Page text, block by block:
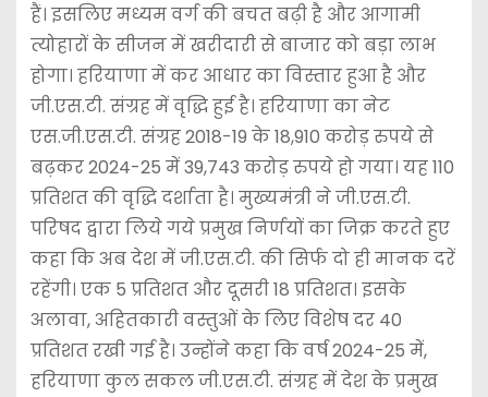
हैं। इसलिए मध्यम वर्ग की बचत बढ़ी है और आगामी
त्योहारों के सीजन में खरीदारी से बाजार को बड़ा लाभ
होगा। हरियाणा में कर आधार का विस्तार हुआ है और
जी.एस.टी. संग्रह में वृद्धि हुई है। हरियाणा का नेट
एस.जी.एस.टी. संग्रह 2018-19 के 18,910 करोड़ रुपये से
बढ़कर 2024-25 में 39,743 करोड़ रुपये हो गया। यह 110
प्रतिशत की वृद्धि दर्शाता है। मुख्यमंत्री ने जी.एस.टी.
परिषद द्वारा लिये गये प्रमुख निर्णयों का जिक्र करते हुए
कहा कि अब देश में जी.एस.टी. की सिर्फ दो ही मानक दरें
रहेंगी। एक 5 प्रतिशत और दूसरी 18 प्रतिशत। इसके
अलावा, अहितकारी वस्तुओं के लिए विशेष दर 40
प्रतिशत रखी गई है। उन्होंने कहा कि वर्ष 2024-25 में,
हरियाणा कुल सकल जी.एस.टी. संग्रह में देश के प्रमुख